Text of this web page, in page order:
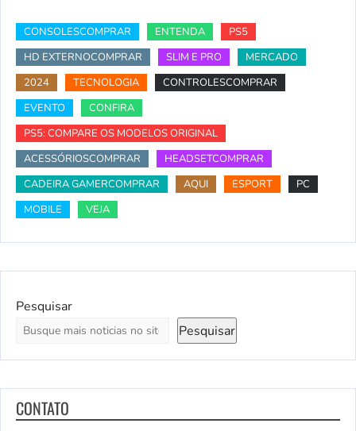
CONSOLESCOMPRAR ENTENDA
PS5
HD EXTERNOCOMPRAR
SLIM E PRO
MERCADO
2024
TECNOLOGIA
CONTROLESCOMPRAR
EVENTO
CONFIRA
PS5: COMPARE OS MODELOS ORIGINAL
ACESSÓRIOSCOMPRAR
HEADSETCOMPRAR
CADEIRA GAMERCOMPRAR
AQUI ESPORT
PC
MOBILE
VEJA
Pesquisar
Pesquisar
CONTATO